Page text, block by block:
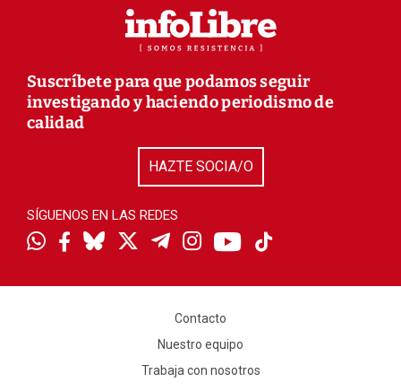
Suscríbete para que podamos seguir
investigando y haciendo periodismo de
calidad
HAZTE SOCIA/O
SÍGUENOS EN LAS REDES
Contacto
Nuestro equipo
Trabaja con nosotros